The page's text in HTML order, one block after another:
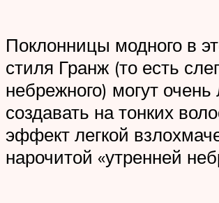
Поклонницы модного в
стиля Гранж (то есть
небрежного) могут очень
создавать на тонких
эффект легкой
нарочитой «утренней